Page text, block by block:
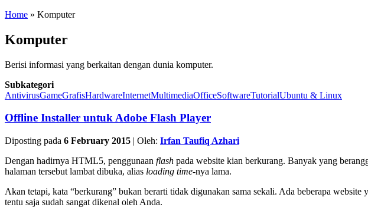
Home » Komputer
Komputer
Berisi informasi yang berkaitan dengan dunia komputer.
Subkategori
AntivirusGameGrafisHardwareInternetMultimediaOfficeSoftwareTutorialUbuntu & Linux
Offline Installer untuk Adobe Flash Player
Diposting pada 6 February 2015 | Oleh: Irfan Taufiq Azhari
Dengan hadirnya HTML5, penggunaan flash pada website kian berkurang. Banyak yang
halaman tersebut lambat dibuka, alias loading time-nya lama.
Akan tetapi, kata “berkurang” bukan berarti tidak digunakan sama sekali. Ada beberapa website
tentu saja sudah sangat dikenal oleh Anda.